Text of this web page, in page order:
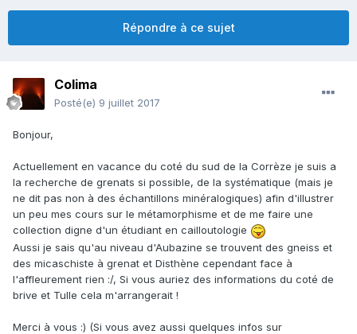
Répondre à ce sujet
Colima
Posté(e) 9 juillet 2017
Bonjour,
Actuellement en vacance du coté du sud de la Corrèze je suis a
la recherche de grenats si possible, de la systématique (mais je
ne dit pas non à des échantillons minéralogiques) afin d'illustrer
un peu mes cours sur le métamorphisme et de me faire une
collection digne d'un étudiant en cailloutologie
Aussi je sais qu'au niveau d'Aubazine se trouvent des gneiss et
des micaschiste à grenat et Disthène cependant face à
l'affleurement rien :/, Si vous auriez des informations du coté de
brive et Tulle cela m'arrangerait !
Merci à vous :) (Si vous avez aussi quelques infos sur